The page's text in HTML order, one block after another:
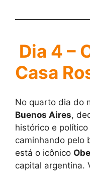
Dia 4 –
Casa
No quarto dia do
Buenos Aires,
histórico e
caminhando pelo
está o icônico
capital argentina.